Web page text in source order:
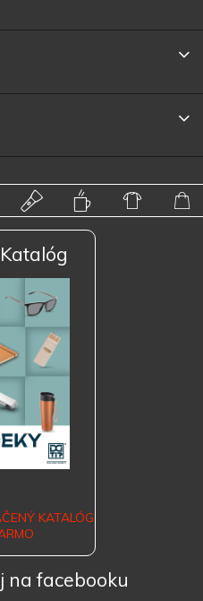
KATALÓG
na facebooku